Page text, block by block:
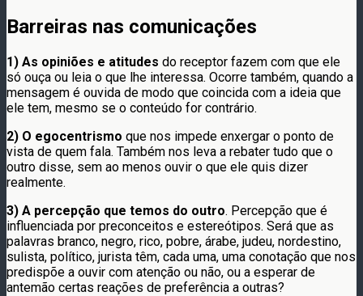
Barreiras nas comunicações
1) As opiniões e atitudes do receptor fazem com que ele
só ouça ou leia o que lhe interessa. Ocorre também, quando a
mensagem é ouvida de modo que coincida com a ideia que
ele tem, mesmo se o conteúdo for contrário.
2) O egocentrismo que nos impede enxergar o ponto de
vista de quem fala. Também nos leva a rebater tudo que o
outro disse, sem ao menos ouvir o que ele quis dizer
realmente.
3) A percepção que temos do outro. Percepção que é
influenciada por preconceitos e estereótipos. Será que as
palavras branco, negro, rico, pobre, árabe, judeu, nordestino,
sulista, político, jurista têm, cada uma, uma conotação que nos
predispõe a ouvir com atenção ou não, ou a esperar de
antemão certas reações de preferência a outras?